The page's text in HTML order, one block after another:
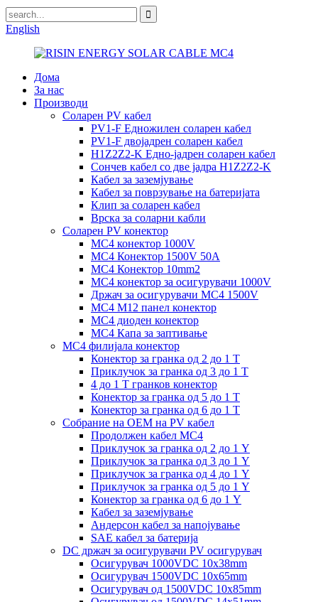
English
Дома
За нас
Производи
Соларен PV кабел
PV1-F Едножилен соларен кабел
PV1-F двојадрен соларен кабел
H1Z2Z2-K Едно-јадрен соларен кабел
Сончев кабел со две јадра H1Z2Z2-K
Кабел за заземјување
Кабел за поврзување на батеријата
Клип за соларен кабел
Врска за соларни кабли
Соларен PV конектор
MC4 конектор 1000V
MC4 Конектор 1500V 50A
MC4 Конектор 10mm2
MC4 конектор за осигурувачи 1000V
Држач за осигурувачи MC4 1500V
MC4 M12 панел конектор
MC4 диоден конектор
MC4 Капа за заптивање
MC4 филијала конектор
Конектор за гранка од 2 до 1 Т
Приклучок за гранка од 3 до 1 Т
4 до 1 Т гранков конектор
Конектор за гранка од 5 до 1 Т
Конектор за гранка од 6 до 1 Т
Собрание на ОЕМ на PV кабел
Продолжен кабел MC4
Приклучок за гранка од 2 до 1 Y
Приклучок за гранка од 3 до 1 Y
Приклучок за гранка од 4 до 1 Y
Приклучок за гранка од 5 до 1 Y
Конектор за гранка од 6 до 1 Y
Кабел за заземјување
Андерсон кабел за напојување
SAE кабел за батерија
DC држач за осигурувачи PV осигурувач
Осигурувач 1000VDC 10x38mm
Осигурувач 1500VDC 10x65mm
Осигурувач од 1500VDC 10x85mm